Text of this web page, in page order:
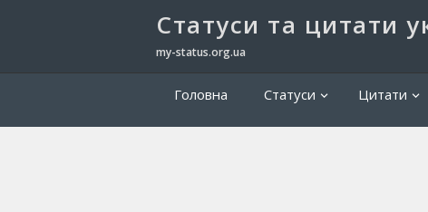
Cтатуси та цитати
my-status.org.ua
Головна Статуси Цитати